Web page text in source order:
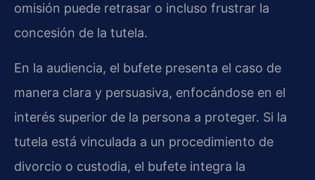
omisión puede retrasar o incluso frustrar la
concesión de la tutela.
En la audiencia, el bufete presenta el caso de
manera clara y persuasiva, enfocándose en el
interés superior de la persona a proteger. Si la
tutela está vinculada a un procedimiento de
divorcio o custodia, el bufete integra la